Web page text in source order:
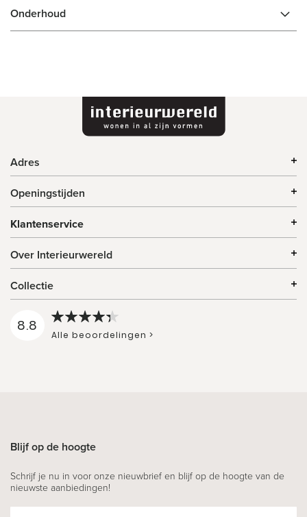
Onderhoud
Adres
Openingstijden
Klantenservice
Over Interieurwereld
Collectie
8.8
Alle beoordelingen >
Blijf op de hoogte
Schrijf je nu in voor onze nieuwbrief en blijf op de hoogte van de
nieuwste aanbiedingen!